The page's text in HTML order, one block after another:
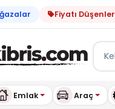
Fiyatı Düşenler
Emlak Araç